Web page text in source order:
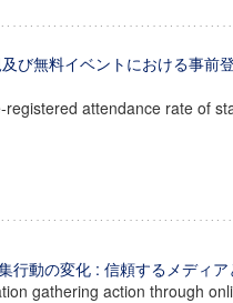
び無料イベントにおける事前
attendance rate of
行動の変化 : 信頼するメディ
gathering action through